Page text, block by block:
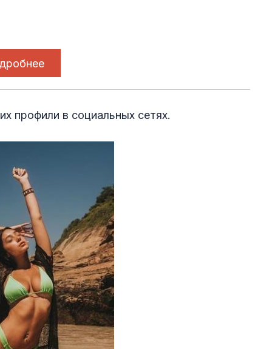
профили в социальных сетях.